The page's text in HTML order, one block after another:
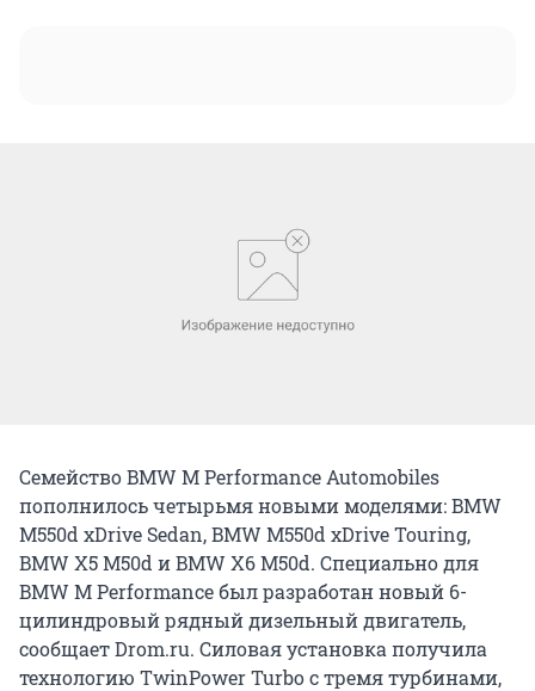
Семейство BMW M Performance Automobiles
пополнилось четырьмя новыми моделями: BMW
M550d xDrive Sedan, BMW M550d xDrive Touring,
BMW X5 M50d и BMW X6 M50d. Специально для
BMW M Performance был разработан новый 6-
цилиндровый рядный дизельный двигатель,
сообщает Drom.ru. Силовая установка получила
технологию TwinPower Turbo с тремя турбинами,